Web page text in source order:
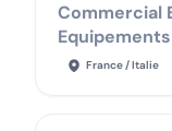
Commercial
France / Italie